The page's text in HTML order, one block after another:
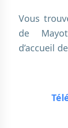
Vous
de
d’accueil